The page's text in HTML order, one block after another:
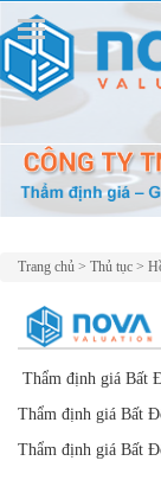
Trang chủ > Thủ tục >
Thẩm định giá Bất
Thẩm định giá Bất
Thẩm định giá Bất